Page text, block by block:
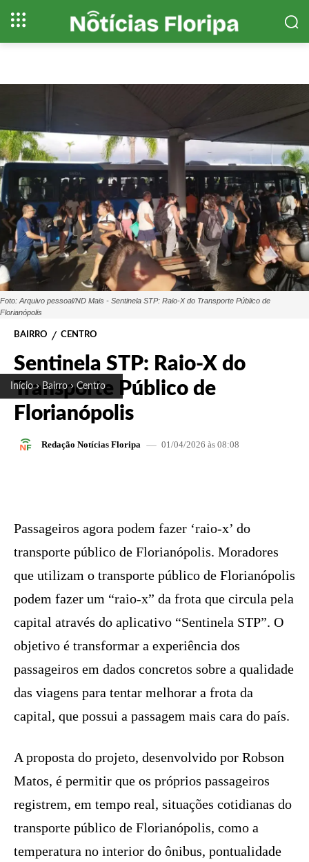
Início Bairro Centro
Foto: Arquivo pessoal/ND Mais - Sentinela STP: Raio-X do Transporte Público de
Florianópolis
BAIRRO CENTRO
Sentinela STP: Raio-X do
Transporte Público de
Florianópolis
Redação Notícias Floripa 01/04/2026 às 08:08
Passageiros agora podem fazer ‘raio-x’ do
transporte público de Florianópolis. Moradores
que utilizam o transporte público de Florianópolis
podem fazer um “raio-x” da frota que circula pela
capital através do aplicativo “Sentinela STP”. O
objetivo é transformar a experiência dos
passageiros em dados concretos sobre a qualidade
das viagens para tentar melhorar a frota da
capital, que possui a passagem mais cara do país.
A proposta do projeto, desenvolvido por Robson
Matos, é permitir que os próprios passageiros
registrem, em tempo real, situações cotidianas do
transporte público de Florianópolis, como a
temperatura no interior do ônibus, pontualidade